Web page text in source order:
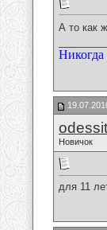
А то как
Новичок
для 11